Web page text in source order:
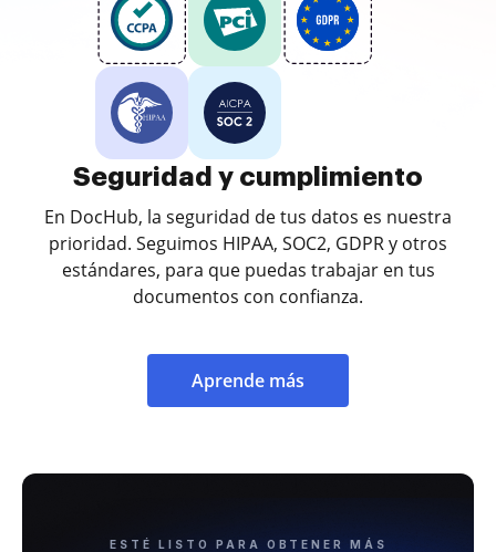
Seguridad y cumplimiento
En DocHub, la seguridad de tus datos es nuestra
prioridad. Seguimos HIPAA, SOC2, GDPR y otros
estándares, para que puedas trabajar en tus
documentos con confianza.
Aprende más
ESTÉ LISTO PARA OBTENER MÁS